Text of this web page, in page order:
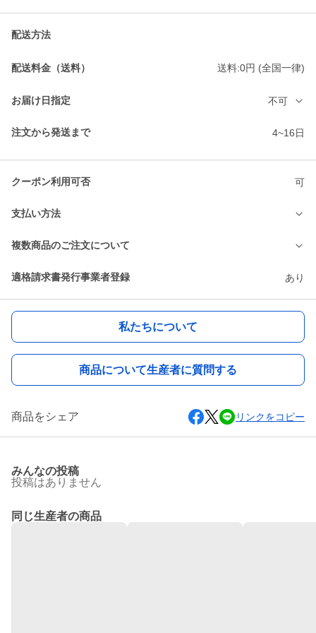
配送方法
配送料金（送料） 送料:0円 (全国一律)
お届け日指定 不可
注文から発送まで 4~16日
クーポン利用可否 可
支払い方法
複数商品のご注文について
適格請求書発行事業者登録 あり
私たちについて
商品について生産者に質問する
商品をシェア リンクをコピー
みんなの投稿
投稿はありません
同じ生産者の商品